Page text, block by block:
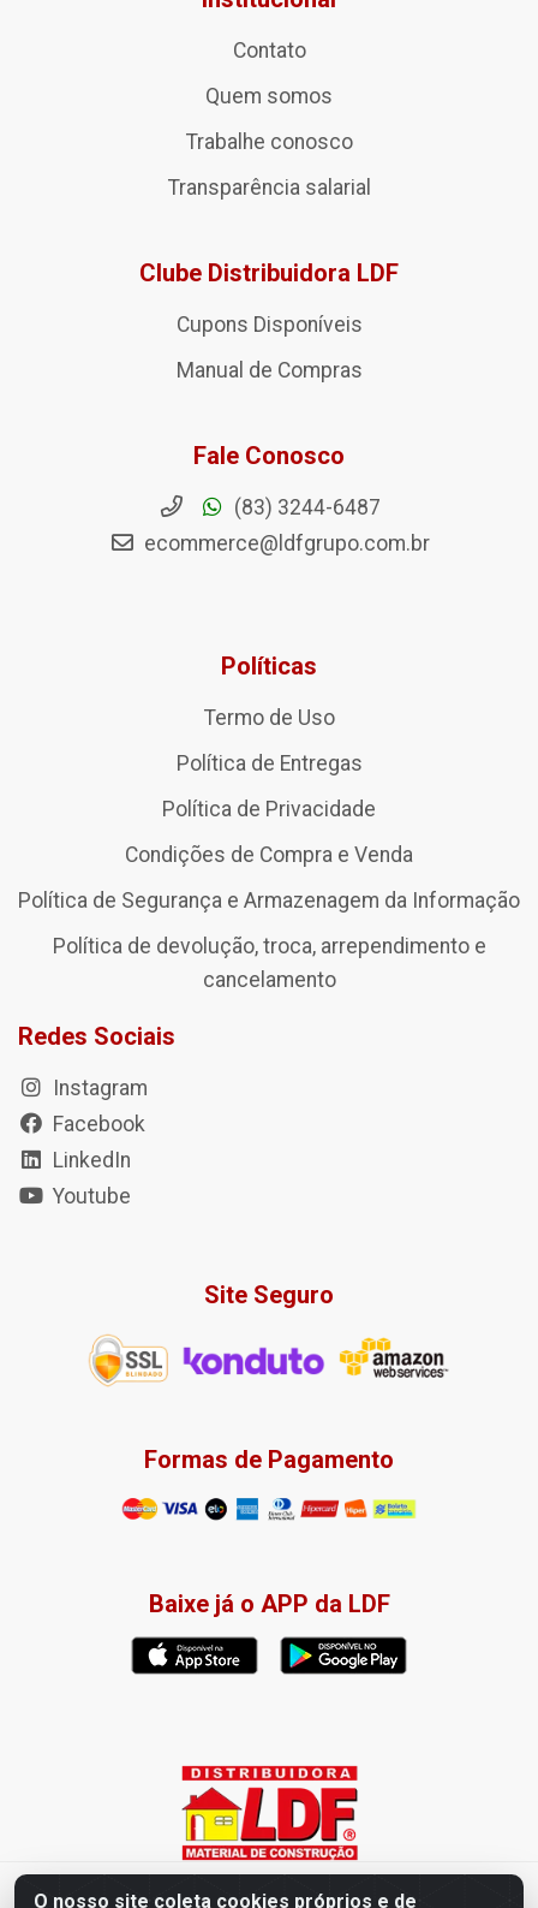
O nosso site coleta cookies próprios e de
Contato
Quem somos
Trabalhe conosco
Transparência salarial
Clube Distribuidora LDF
Cupons Disponíveis
Manual de Compras
Fale Conosco
(83) 3244-6487
ecommerce@ldfgrupo.com.br
Políticas
Termo de Uso
Política de Entregas
Política de Privacidade
Condições de Compra e Venda
Política de Segurança e Armazenagem da Informação
Política de devolução, troca, arrependimento e
cancelamento
Redes Sociais
Instagram
Facebook
LinkedIn
Youtube
Site Seguro
Formas de Pagamento
Baixe já o APP da LDF
Distribuidora LDF - Av. Presidente Tancredo Neves, 203 – Bairro